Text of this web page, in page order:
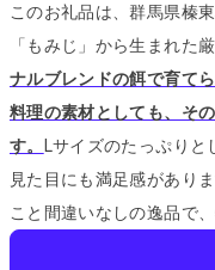
このお礼品は、群馬県榛
「もみじ」から生まれた
ナルブレンドの餌で育て
料理の素材としても、そ
す。 Lサイズのたっぷりと
見た目にも満足感がありま
こと間違いなしの逸品で